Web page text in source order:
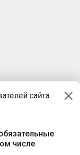
сайта
числе
т Независимости